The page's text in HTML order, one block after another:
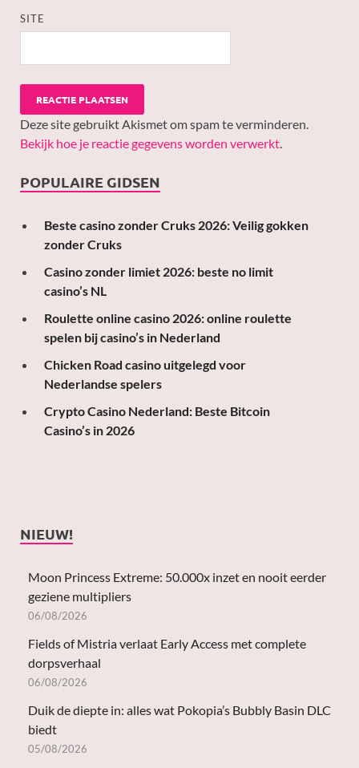
SITE
Deze site gebruikt Akismet om spam te verminderen.
Bekijk hoe je reactie gegevens worden verwerkt.
POPULAIRE GIDSEN
Beste casino zonder Cruks 2026: Veilig gokken
zonder Cruks
Casino zonder limiet 2026: beste no limit
casino’s NL
Roulette online casino 2026: online roulette
spelen bij casino’s in Nederland
Chicken Road casino uitgelegd voor
Nederlandse spelers
Crypto Casino Nederland: Beste Bitcoin
Casino’s in 2026
NIEUW!
Moon Princess Extreme: 50.000x inzet en nooit eerder
geziene multipliers
06/08/2026
Fields of Mistria verlaat Early Access met complete
dorpsverhaal
06/08/2026
Duik de diepte in: alles wat Pokopia’s Bubbly Basin DLC
biedt
05/08/2026